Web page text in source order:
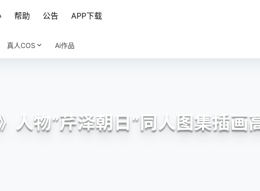
帮助 公告 APP下载
真人COS Ai作品
人物”芹泽朝日”同人图集插画